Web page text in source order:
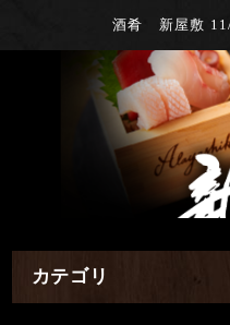
酒肴 新屋敷
カテゴリ